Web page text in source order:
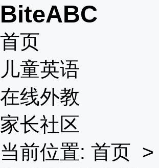
BiteABC
首页
儿童英语
在线外教
家长社区
当前位置: 首页 >